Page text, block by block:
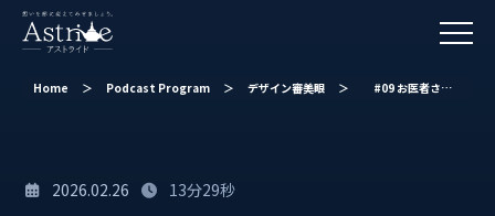
Home ＞ Podcast Program ＞ デザイン審美眼 ＞ #09 お医者さんに外科や内科があるように、デザイナーにも専門がある
2026.02.26 13分29秒